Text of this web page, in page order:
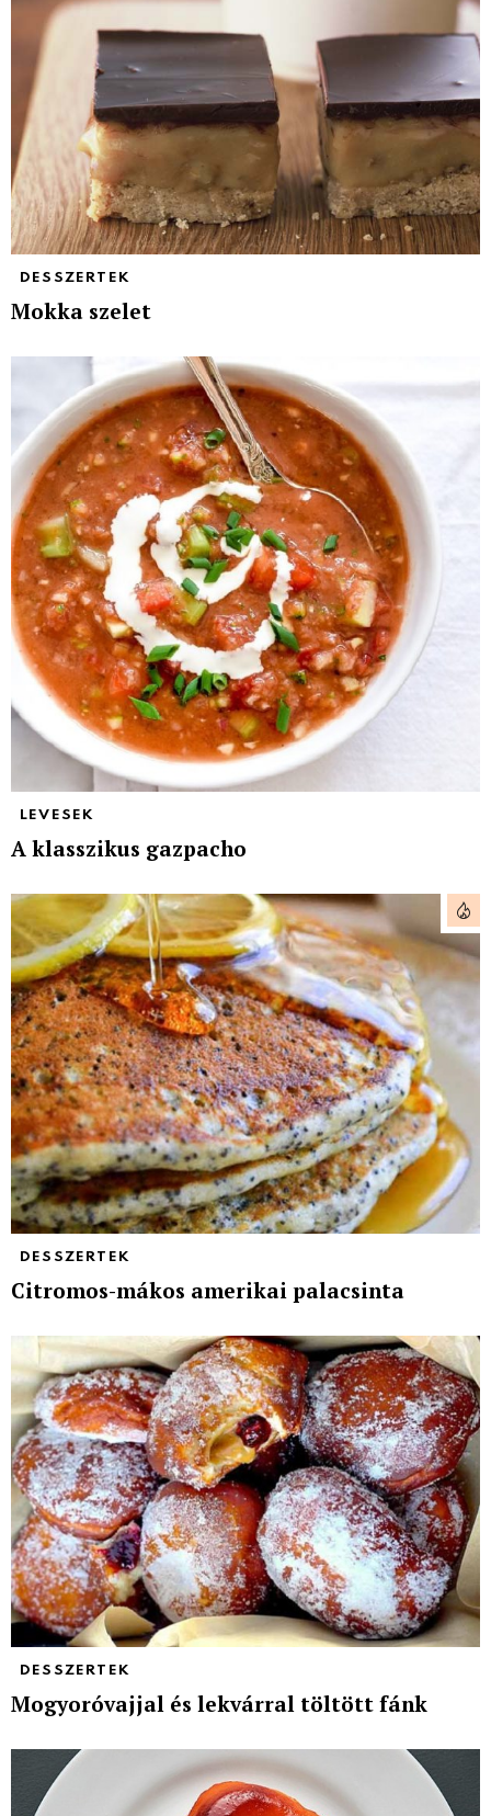
DESSZERTEK
Mokka szelet
LEVESEK
A klasszikus gazpacho
DESSZERTEK
Citromos-mákos amerikai palacsinta
DESSZERTEK
Mogyoróvajjal és lekvárral töltött fánk